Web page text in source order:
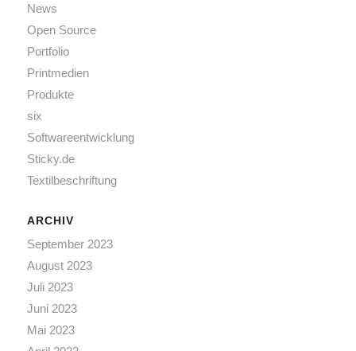
News
Open Source
Portfolio
Printmedien
Produkte
six
Softwareentwicklung
Sticky.de
Textilbeschriftung
ARCHIV
September 2023
August 2023
Juli 2023
Juni 2023
Mai 2023